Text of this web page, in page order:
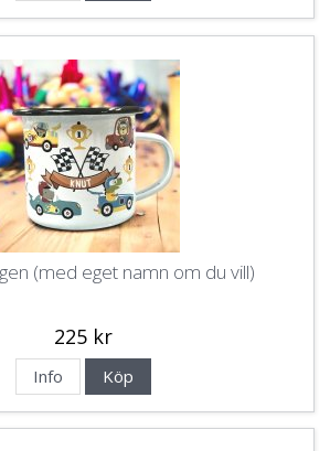
(med eget namn om du vill)
225 kr
Info Köp